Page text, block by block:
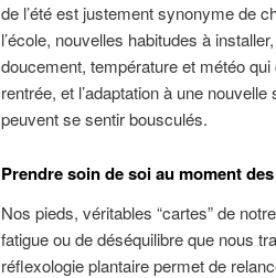
de l’été est justement synonyme de
l’école, nouvelles habitudes à
doucement, température et météo
rentrée, et l’adaptation à une
peuvent se sentir bousculés.
Prendre soin de soi au moment
Nos pieds, véritables “cartes” de
fatigue ou de déséquilibre que nous
réflexologie plantaire permet de